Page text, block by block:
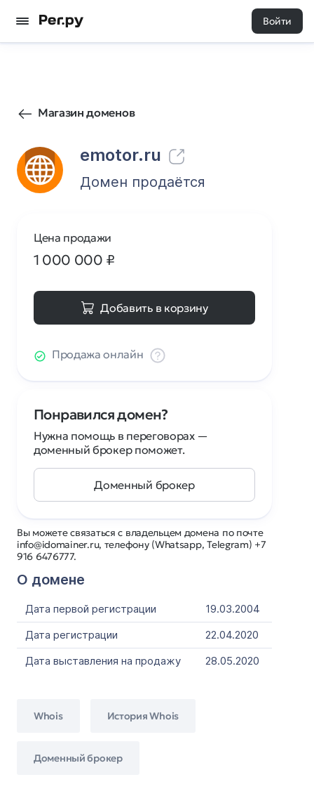
Войти
Магазин доменов
emotor.ru
146 0
Домен продаётся
Вы можете связаться с владельцем домена по почте
info@idomainer.ru, телефону (Whatsapp, Telegram) +7
916 6476777.
О домене
Дата первой регистрации
19.03.2004
Дата регистрации
22.04.2020
Дата выставления на продажу
28.05.2020
Whois История Whois
Доменный брокер
Цена продажи
1 000 000 ₽
Добавить в корзину
Продажа онлайн
Понравился домен?
Нужна помощь в переговорах —
доменный брокер поможет.
Доменный брокер